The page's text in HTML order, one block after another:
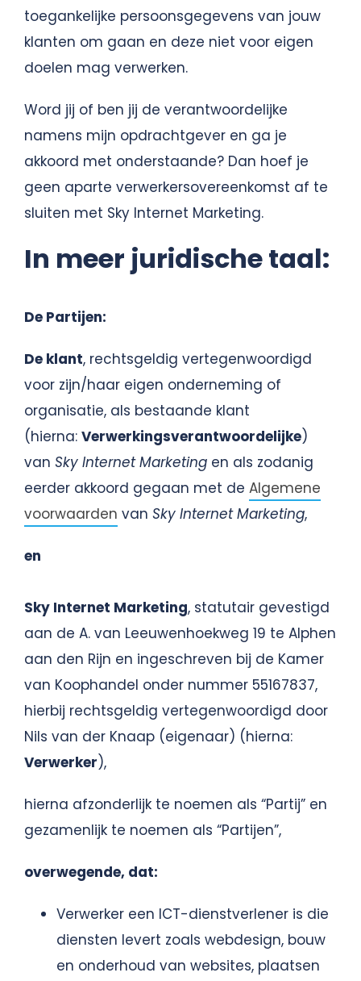
toegankelijke persoonsgegevens van jouw
klanten om gaan en deze niet voor eigen
doelen mag verwerken.
Word jij of ben jij de verantwoordelijke
namens mijn opdrachtgever en ga je
akkoord met onderstaande? Dan hoef je
geen aparte verwerkersovereenkomst af te
sluiten met Sky Internet Marketing.
In meer juridische taal:
De Partijen:
De klant, rechtsgeldig vertegenwoordigd
voor zijn/haar eigen onderneming of
organisatie, als bestaande klant
(hierna: Verwerkingsverantwoordelijke)
van Sky Internet Marketing en als zodanig
eerder akkoord gegaan met de Algemene
voorwaarden van Sky Internet Marketing,
en
Sky Internet Marketing, statutair gevestigd
aan de A. van Leeuwenhoekweg 19 te Alphen
aan den Rijn en ingeschreven bij de Kamer
van Koophandel onder nummer 55167837,
hierbij rechtsgeldig vertegenwoordigd door
Nils van der Knaap (eigenaar) (hierna:
Verwerker),
hierna afzonderlijk te noemen als “Partij” en
gezamenlijk te noemen als “Partijen”,
overwegende, dat:
Verwerker een ICT-dienstverlener is die
diensten levert zoals webdesign, bouw
en onderhoud van websites, plaatsen